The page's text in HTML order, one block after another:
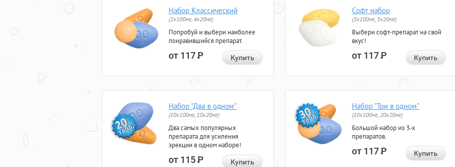
Набор Классический
(2x100мг, 4x20мг)
Попробуй и выбери наиболее
понравившийся препарат.
от 117Р Купить
Софт набор
(3x100мг, 3x20мг)
Выбери софт-препарат на свой
вкус!
от 117Р Купить
Набор "Два в одном"
(10x100мг, 10x20мг)
Два самых популярных
препарата для усиления
эрекции в одном наборе!
от 115Р Купить
Набор "Три в одном"
(10x100мг, 20x20мг)
Большой набор из 3-х
препаратов.
от 117Р Купить